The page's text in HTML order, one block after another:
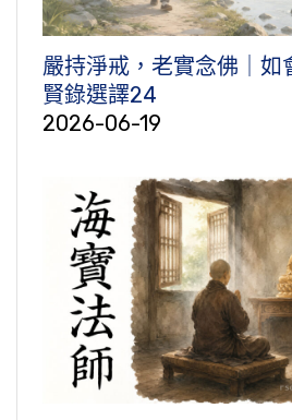
嚴持淨戒，老實念佛｜如
賢錄選譯24
2026-06-19